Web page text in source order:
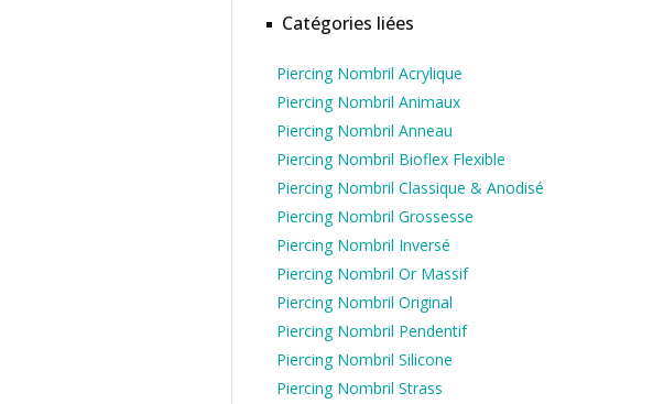
Catégories liées
Piercing Nombril Acrylique
Piercing Nombril Animaux
Piercing Nombril Anneau
Piercing Nombril Bioflex Flexible
Piercing Nombril Classique & Anodisé
Piercing Nombril Grossesse
Piercing Nombril Inversé
Piercing Nombril Or Massif
Piercing Nombril Original
Piercing Nombril Pendentif
Piercing Nombril Silicone
Piercing Nombril Strass